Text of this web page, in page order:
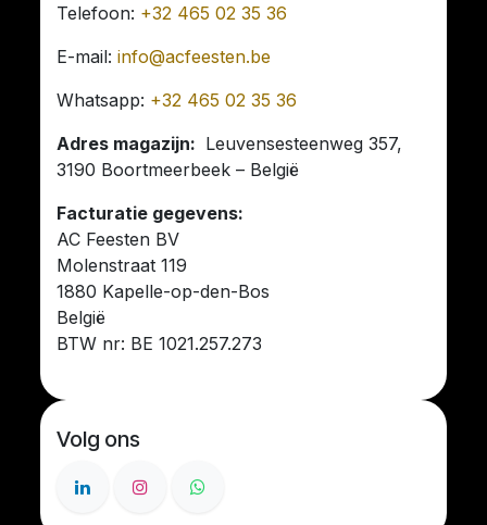
Telefoon: +32 465 02 35 36
E-mail:info@acfeesten.be
Whatsapp: +32 465 02 35 36
Adres magazijn: Leuvensesteenweg 357,
3190 Boortmeerbeek – België
Facturatie gegevens:
AC Feesten BV
Molenstraat 119
1880 Kapelle-op-den-Bos
België
BTW nr: BE 1021.257.273
Volg ons